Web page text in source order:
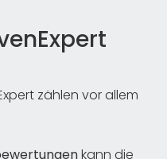
zählen vor allem
kann die